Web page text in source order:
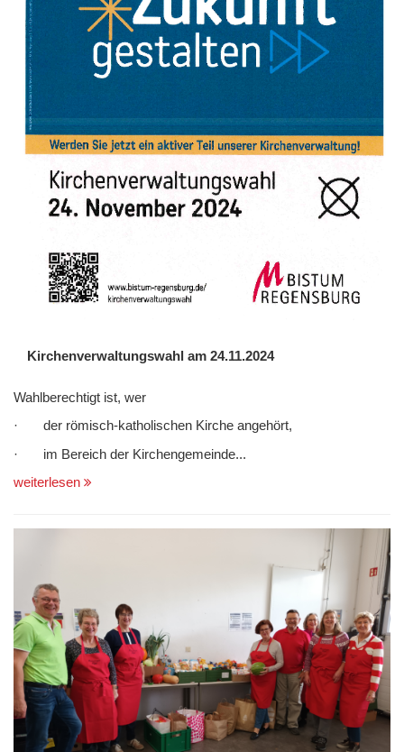
Kirchenverwaltungswahl am 24.11.2024
Wahlberechtigt ist, wer
· der römisch-katholischen Kirche angehört,
· im Bereich der Kirchengemeinde...
weiterlesen